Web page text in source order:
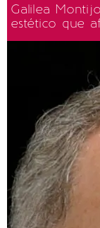
Galilea
estético que